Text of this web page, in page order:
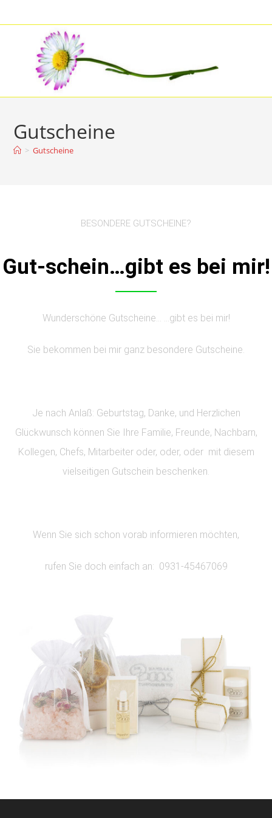
Gutscheine
> Gutscheine
BESONDERE GUTSCHEINE?
Gut-schein…gibt es bei mir!
Wunderschöne Gutscheine… …gibt es bei mir!
Sie bekommen bei mir ganz besondere Gutscheine.
Je nach Anlaß: Geburtstag, Danke, und Herzlichen
Glückwunsch können Sie Ihre Familie, Freunde, Nachbarn,
Kollegen, Chefs, Mitarbeiter oder, oder, oder mit diesem
vielseitigen Gutschein beschenken.
Wenn Sie sich schon vorab informieren möchten,
rufen Sie doch einfach an: 0931-45467069